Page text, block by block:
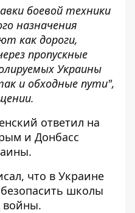
боевой техники
назначения
как дороги,
пропускные
Украины
и обходные пути",
ответил на
и Донбасс
.
что в Украине
школы
войны.